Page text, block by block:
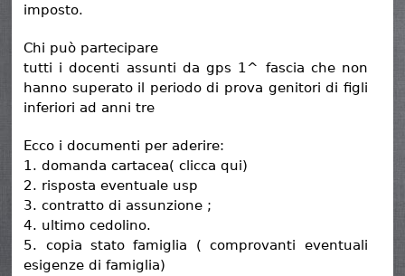
imposto.
Chi può partecipare
tutti i docenti assunti da gps 1^ fascia che non
hanno superato il periodo di prova genitori di figli
inferiori ad anni tre
Ecco i documenti per aderire:
1. domanda cartacea( clicca qui)
2. risposta eventuale usp
3. contratto di assunzione ;
4. ultimo cedolino.
5. copia stato famiglia ( comprovanti eventuali
esigenze di famiglia)